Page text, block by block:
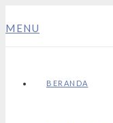
MENU
BERANDA